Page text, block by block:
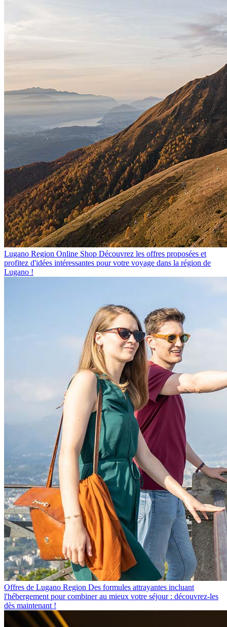
Lugano Region Online Shop Découvrez les offres proposées et
profitez d'idées intéressantes pour votre voyage dans la région de
Lugano !
Offres de Lugano Region Des formules attrayantes incluant
l'hébergement pour combiner au mieux votre séjour : découvrez-les
dès maintenant !